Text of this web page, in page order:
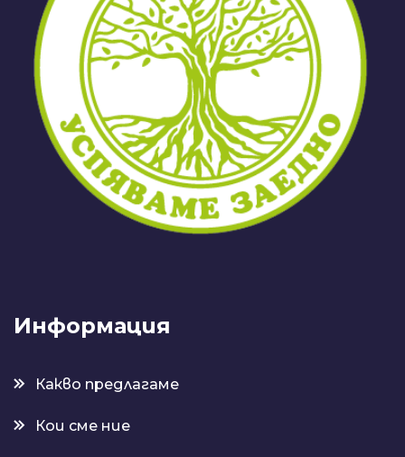
Информация
Какво предлагаме
Кои сме ние